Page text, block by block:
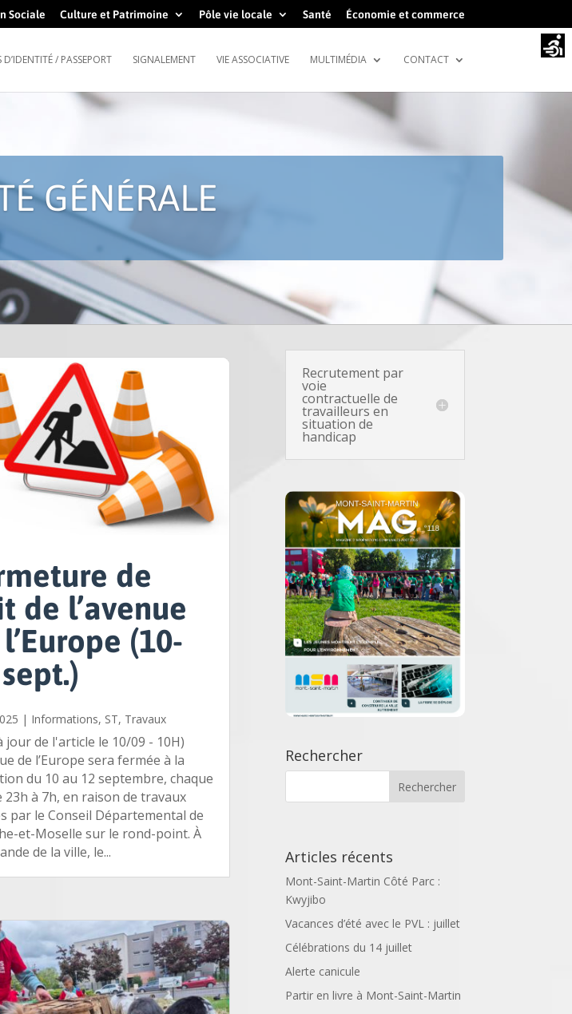
Sociale Culture et Patrimoine Pôle vie locale Santé Économie et commerce
D’IDENTITÉ / PASSEPORT SIGNALEMENT VIE ASSOCIATIVE MULTIMÉDIA CONTACT
GÉNÉRALE
de
de l’avenue
(10-
| Informations, ST, Travaux
jour de l'article le 10/09 - 10H)
de l’Europe sera fermée à la
du 10 au 12 septembre, chaque
23h à 7h, en raison de travaux
par le Conseil Départemental de
et-Moselle sur le rond-point. À
de la ville, le...
Recrutement par
voie
contractuelle de
travailleurs en
situation de
handicap
Rechercher
Articles récents
Mont-Saint-Martin Côté Parc :
Kwyjibo
Vacances d’été avec le PVL : juillet
Célébrations du 14 juillet
Alerte canicule
Partir en livre à Mont-Saint-Martin